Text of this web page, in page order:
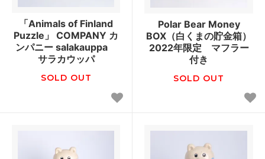
「Animals of Finland
Puzzle」 COMPANY カ
ンパニー salakauppa
サラカウッパ
SOLD OUT
Polar Bear Money
BOX（白くまの貯金箱）
2022年限定 マフラー
付き
SOLD OUT